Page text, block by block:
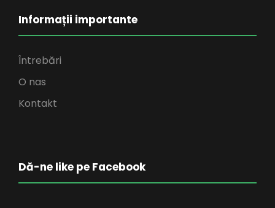
Informații importante
Întrebări
O nas
Kontakt
Dă-ne like pe Facebook